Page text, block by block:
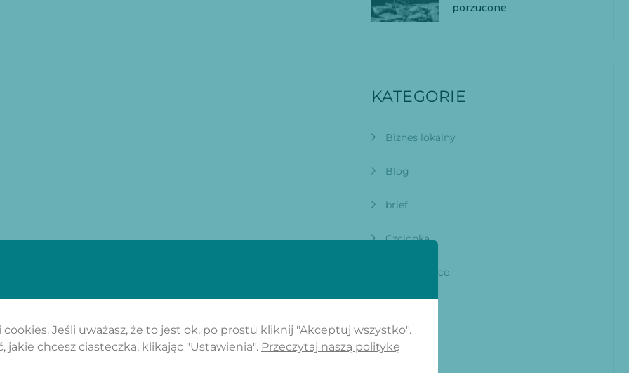
porzucone
KATEGORIE
Biznes lokalny
Blog
brief
Czcionka
E-commerce
Grafik
Jeśli uważasz, że to jest ok, po prostu kliknij "Akceptuj wszystko".
jakie chcesz ciasteczka, klikając "Ustawienia". Przeczytaj naszą politykę